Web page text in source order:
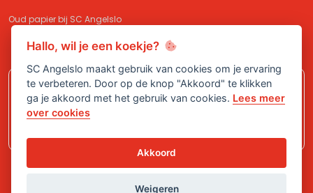
Oud papier bij SC Angelslo
Meld je aan bij SC Angelslo en sluit je
Hallo, wil je een koekje?
SC Angelslo maakt gebruik van cookies om je ervaring
te verbeteren. Door op de knop "Akkoord" te klikken
ga je akkoord met het gebruik van cookies. Lees meer
over cookies
Akkoord
Weigeren